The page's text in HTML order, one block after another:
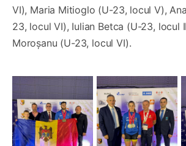
VI), Maria Mitioglo (U-23, locul V),
23, locul VI), Iulian Betca (U-23, locul
Moroșanu (U-23, locul VI).